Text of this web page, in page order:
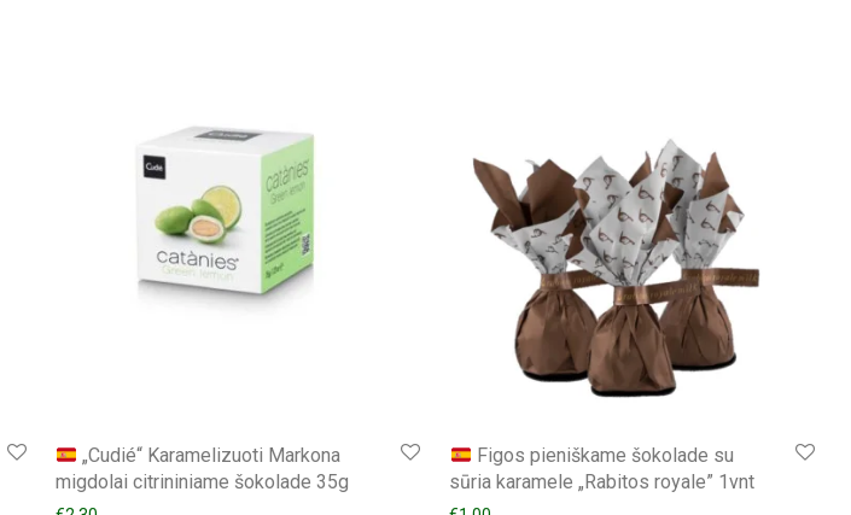
„Cudié“ Karamelizuoti Markona
migdolai citrininiame šokolade 35g
Figos pieniškame šokolade su
sūria karamele „Rabitos royale” 1vnt